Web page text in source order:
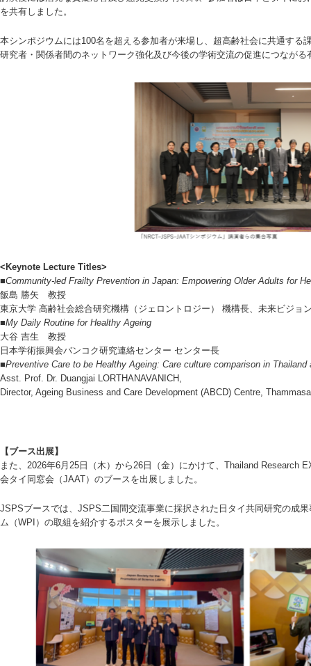
を共有しました。
本シンポジウムには100名を超える参加者が来場し、超高齢社会に共通する
研究者・関係者間のネットワーク強化及び今後の学術交流の促進につなが
<Keynote Lecture Titles>
■Community-led Frailty Prevention in Japan: Empowering Older Adults for
飯島 勝矢 教授
東京大学 高齢社会総合研究機構（ジェロントロジー） 機構長、未来ビジョ
■My Daily Routine for Healthy Ageing
大谷 吉生 教授
日本学術振興会バンコク研究連絡センター センター長
■Preventive Care to be Healthy Ageing: Care culture comparison in Thailand
Asst. Prof. Dr. Duangjai LORTHANAVANICH,
Director, Ageing Business and Care Development (ABCD) Centre,
【ブース出展】
また、2026年6月25日（木）から26日（金）にかけて、Thailand Research
会タイ同窓会（JAAT）のブースを出展しました。
JSPSブースでは、JSPS二国間交流事業に採択された日タイ共同研究の成
ム（WPI）の取組を紹介するポスターを展示しました。